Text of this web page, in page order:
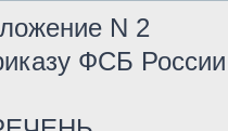
N 2
ФСБ